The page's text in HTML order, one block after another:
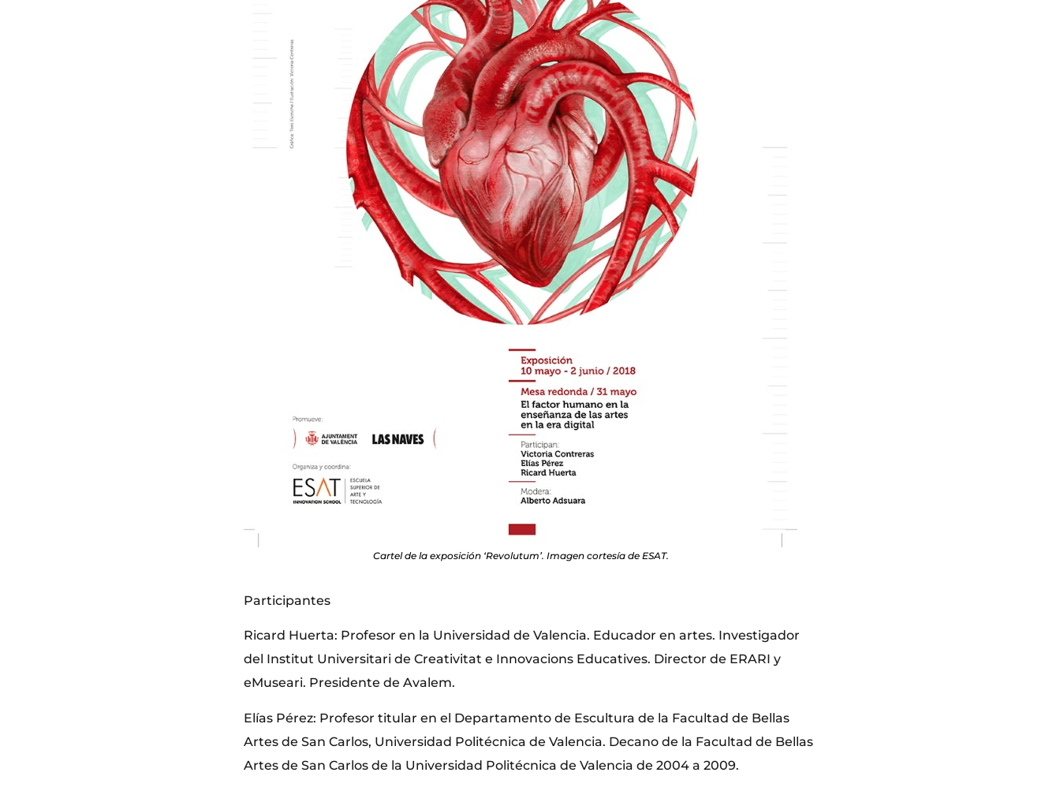
Cartel de la exposición ‘Revolutum’. Imagen cortesía de ESAT.
Participantes
Ricard Huerta: Profesor en la Universidad de Valencia. Educador en artes. Investigador
del Institut Universitari de Creativitat e Innovacions Educatives. Director de ERARI y
eMuseari. Presidente de Avalem.
Elías Pérez: Profesor titular en el Departamento de Escultura de la Facultad de Bellas
Artes de San Carlos, Universidad Politécnica de Valencia. Decano de la Facultad de Bellas
Artes de San Carlos de la Universidad Politécnica de Valencia de 2004 a 2009.